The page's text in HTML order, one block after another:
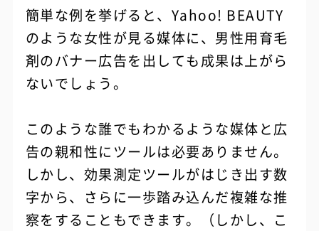
簡単な例を挙げると、Yahoo! BEAUTY
のような女性が見る媒体に、男性用育毛
剤のバナー広告を出しても成果は上がら
ないでしょう。
このような誰でもわかるような媒体と広
告の親和性にツールは必要ありません。
しかし、効果測定ツールがはじき出す数
字から、さらに一歩踏み込んだ複雑な推
察をすることもできます。（しかし、こ